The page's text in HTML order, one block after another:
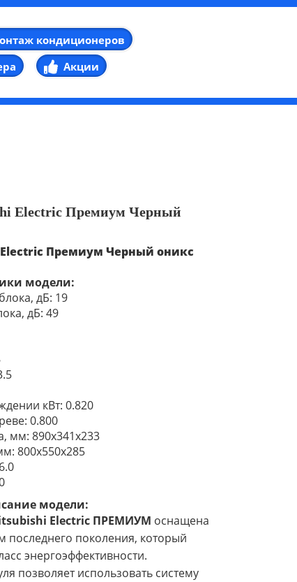
кондиционеров
Акции
Electric Премиум Черный
Премиум Черный оникс
модели:
дБ: 19
дБ: 49
кВт: 0.820
0.800
мм: 890x341x233
800х550х285
модели:
Electric ПРЕМИУМ оснащена
поколения, который
энергоэффективности.
позволяет использовать систему